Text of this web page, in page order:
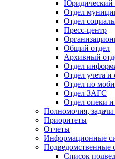
Юридический
Отдел
Отдел
Пресс-центр
Общий отдел
Архивный
Отдел
Отдел учета и
Отдел по
Отдел ЗАГС
Отдел опеки и
Полномочия,
Приоритеты
Отчеты
Информационные
Подведомственные
Список